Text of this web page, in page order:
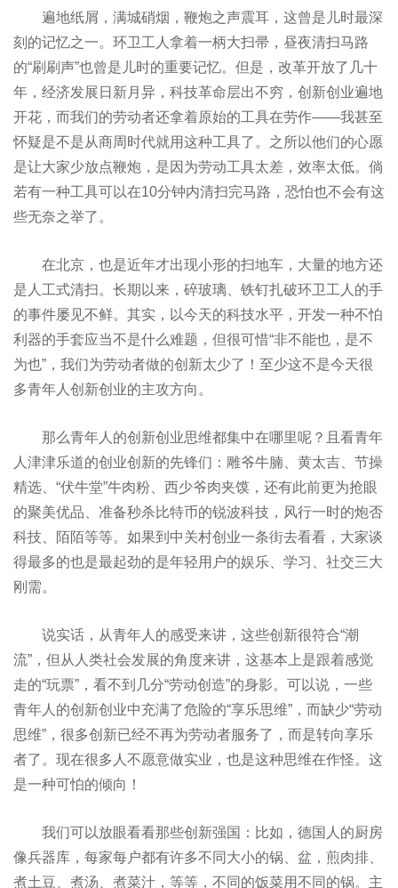
遍地纸屑，满城硝烟，鞭炮之声震耳，这曾是儿时最深
刻的记忆之一。环卫工人拿着一柄大扫帚，昼夜清扫马路
的“刷刷声”也曾是儿时的重要记忆。但是，改革开放了几十
年，经济发展日新月异，科技革命层出不穷，创新创业遍地
开花，而我们的劳动者还拿着原始的工具在劳作——我甚至
怀疑是不是从商周时代就用这种工具了。之所以他们的心愿
是让大家少放点鞭炮，是因为劳动工具太差，效率太低。倘
若有一种工具可以在10分钟内清扫完马路，恐怕也不会有这
些无奈之举了。
在北京，也是近年才出现小形的扫地车，大量的地方还
是人工式清扫。长期以来，碎玻璃、铁钉扎破环卫工人的手
的事件屡见不鲜。其实，以今天的科技水平，开发一种不怕
利器的手套应当不是什么难题，但很可惜“非不能也，是不
为也”，我们为劳动者做的创新太少了！至少这不是今天很
多青年人创新创业的主攻方向。
那么青年人的创新创业思维都集中在哪里呢？且看青年
人津津乐道的创业创新的先锋们：雕爷牛腩、黄太吉、节操
精选、“伏牛堂”牛肉粉、西少爷肉夹馍，还有此前更为抢眼
的聚美优品、准备秒杀比特币的锐波科技，风行一时的炮否
科技、陌陌等等。如果到中关村创业一条街去看看，大家谈
得最多的也是最起劲的是年轻用户的娱乐、学习、社交三大
刚需。
说实话，从青年人的感受来讲，这些创新很符合“潮
流”，但从人类社会发展的角度来讲，这基本上是跟着感觉
走的“玩票”，看不到几分“劳动创造”的身影。可以说，一些
青年人的创新创业中充满了危险的“享乐思维”，而缺少“劳动
思维”，很多创新已经不再为劳动者服务了，而是转向享乐
者了。现在很多人不愿意做实业，也是这种思维在作怪。这
是一种可怕的倾向！
我们可以放眼看看那些创新强国：比如，德国人的厨房
像兵器库，每家每户都有许多不同大小的锅、盆，煎肉排、
煮土豆、煮汤、煮菜汁，等等，不同的饭菜用不同的锅。主